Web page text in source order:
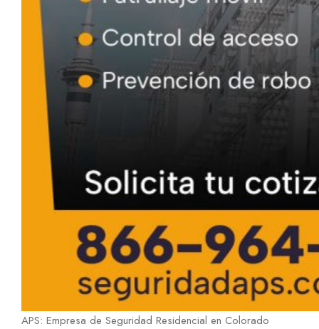
APS: Empresa de Seguridad Residencial en Colorado